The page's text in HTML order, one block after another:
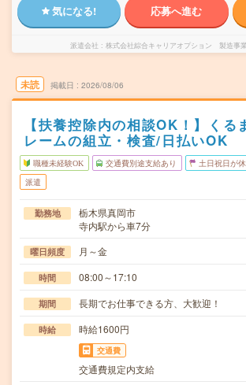
気になる! 応募へ進む
派遣会社 株式会社綜合キャリアオプション 製造事業
未読 掲載日 2026/08/06
【扶養控除内の相談OK！】くる
レームの組立・検査/日払いOK
職種未経験OK 交通費別途支給あり 土日祝日が
派遣
勤務地
栃木県真岡市
寺内駅から車7分
曜日頻度 月～金
時間 08:00～17:10
期間 長期でお仕事できる方、大歓迎！
時給 時給1600円
交通費
交通費規定内支給